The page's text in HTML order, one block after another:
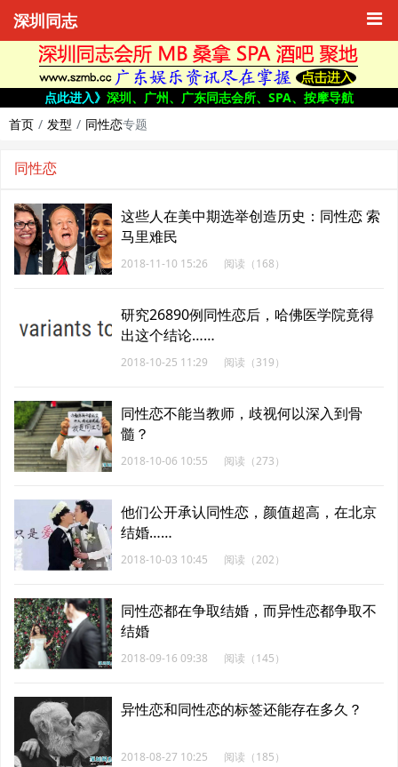
深圳同志
点此进入》 深圳、广州、广东同志会所、SPA、按摩导航
首页
发型 同性恋专题
同性恋
这些人在美中期选举创造历史：同性恋 索
马里难民
2018-11-10 15:26 阅读（168）
研究26890例同性恋后，哈佛医学院竟得
出这个结论……
2018-10-25 11:29 阅读（319）
同性恋不能当教师，歧视何以深入到骨
髓？
2018-10-06 10:55 阅读（273）
他们公开承认同性恋，颜值超高，在北京
结婚……
2018-10-03 10:45 阅读（202）
同性恋都在争取结婚，而异性恋都争取不
结婚
2018-09-16 09:38 阅读（145）
异性恋和同性恋的标签还能存在多久？
2018-08-27 10:25 阅读（185）